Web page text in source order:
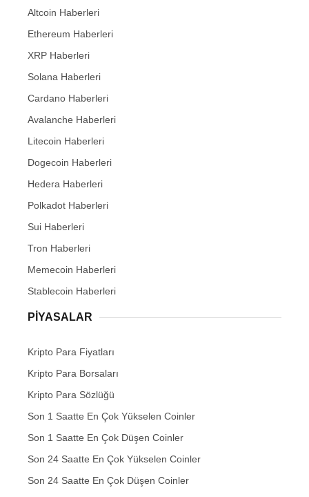
Altcoin Haberleri
Ethereum Haberleri
XRP Haberleri
Solana Haberleri
Cardano Haberleri
Avalanche Haberleri
Litecoin Haberleri
Dogecoin Haberleri
Hedera Haberleri
Polkadot Haberleri
Sui Haberleri
Tron Haberleri
Memecoin Haberleri
Stablecoin Haberleri
PIYASALAR
Kripto Para Fiyatları
Kripto Para Borsaları
Kripto Para Sözlüğü
Son 1 Saatte En Çok Yükselen Coinler
Son 1 Saatte En Çok Düşen Coinler
Son 24 Saatte En Çok Yükselen Coinler
Son 24 Saatte En Çok Düşen Coinler